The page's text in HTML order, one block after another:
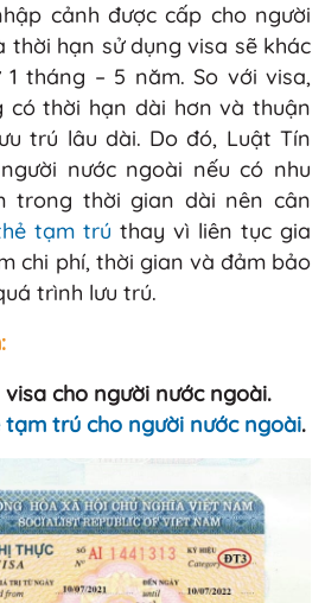
cảnh được cấp cho người
thời hạn sử dụng visa sẽ khác
tháng – 5 năm. So với visa,
thời hạn dài hơn và thuận
trú lâu dài. Do đó, Luật Tín
nước ngoài nếu có nhu
trong thời gian dài nên cân
tạm trú thay vì liên tục gia
chi phí, thời gian và đảm bảo
trình lưu trú.
cho người nước ngoài.
tạm trú cho người nước ngoài.